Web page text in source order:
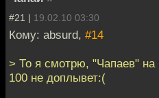
#21 | 19.02.10 03:30
Кому: absurd, #14
> То я смотрю, "Чапаев" на
100 не доплывет:(